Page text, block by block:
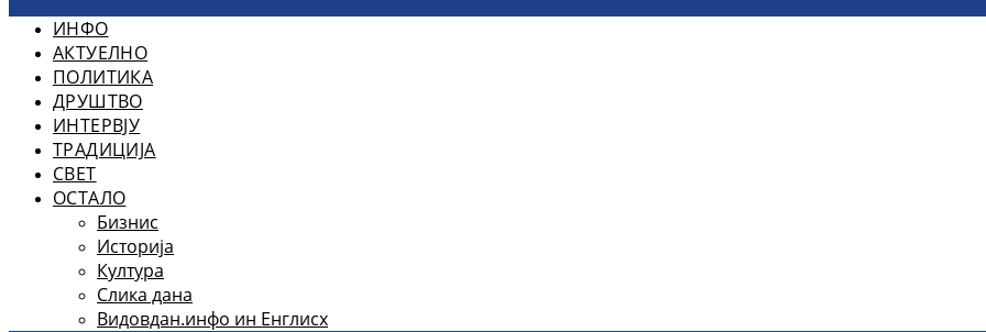
ИНФО
АКТУЕЛНО
ПОЛИТИКА
ДРУШТВО
ИНТЕРВЈУ
ТРАДИЦИЈА
СВЕТ
ОСТАЛО
Бизнис
Историја
Култура
Слика дана
Видовдан.инфо ин Енглисх